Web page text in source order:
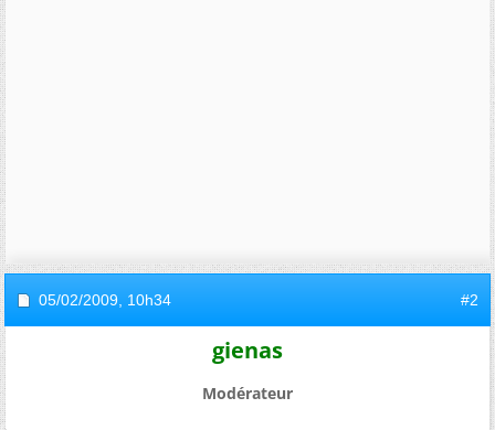
05/02/2009, 10h34 #2
gienas
Modérateur